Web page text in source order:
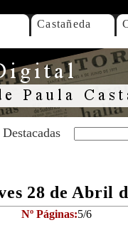
Castañeda
Destacadas
28 de Abril
Nº Páginas:5/6